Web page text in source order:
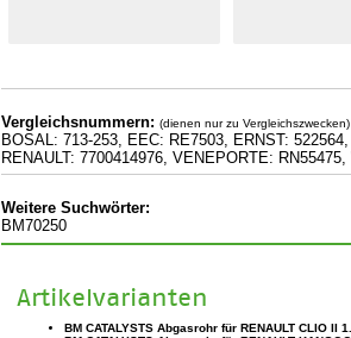
Vergleichsnummern: (dienen nur zu Vergleichszwecken)
BOSAL: 713-253, EEC: RE7503, ERNST:
RENAULT: 7700414976, VENEPORTE:
Weitere Suchwörter:
BM70250
Artikelvarianten
BM CATALYSTS Abgasrohr für RENAULT CLIO II